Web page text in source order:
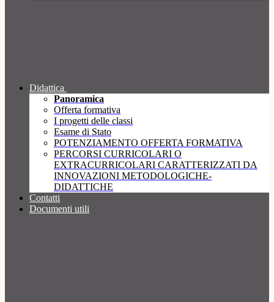
Didattica
Panoramica
Offerta formativa
I progetti delle classi
Esame di Stato
POTENZIAMENTO OFFERTA FORMATIVA
PERCORSI CURRICOLARI O
EXTRACURRICOLARI CARATTERIZZATI DA
INNOVAZIONI METODOLOGICHE-
DIDATTICHE
Contatti
Documenti utili